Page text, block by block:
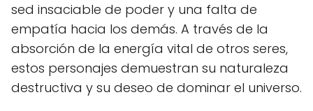
sed insaciable de poder y una falta de
empatía hacia los demás. A través de la
absorción de la energía vital de otros seres,
estos personajes demuestran su naturaleza
destructiva y su deseo de dominar el universo.